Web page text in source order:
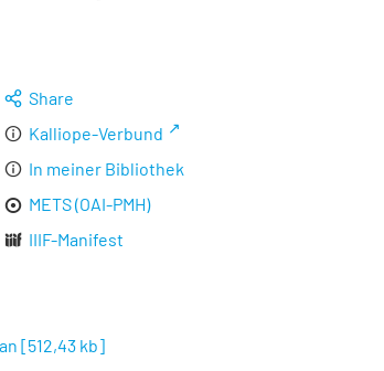
Share
Kalliope-Verbund
In meiner Bibliothek
METS (OAI-PMH)
IIIF-Manifest
[512,43 kb]